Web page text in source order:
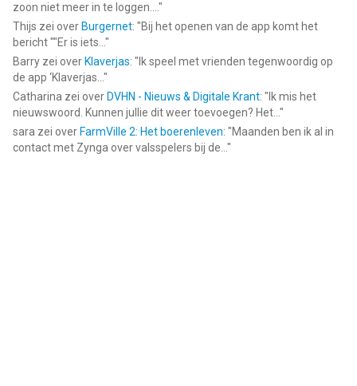
zoon niet meer in te loggen.... "
Thijs zei over Burgernet: "Bij het openen van de app komt het
bericht ""Er is iets... "
Barry zei over Klaverjas: " Ik speel met vrienden tegenwoordig op
de app ‘Klaverjas... "
Catharina zei over DVHN - Nieuws & Digitale Krant: " Ik mis het
nieuwswoord. Kunnen jullie dit weer toevoegen? Het... "
sara zei over FarmVille 2: Het boerenleven: "Maanden ben ik al in
contact met Zynga over valsspelers bij de... "